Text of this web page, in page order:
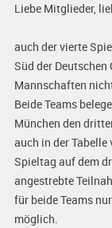
Liebe Mitglieder,
auch der vierte
Süd der
Mannschaften
Beide Teams
München den
auch in der Tabelle
Spieltag auf dem
angestrebte
für beide Teams
möglich.